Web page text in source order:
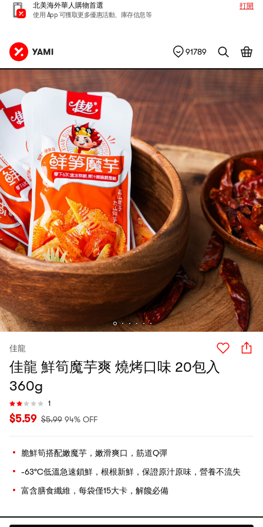
北美海外華人購物首選
使用 App 可獲取更多優惠活動、庫存信息等
打開
91789
佳龍
佳龍 鮮筍魔芋爽 燒烤口味 20包入
360g
1
$5.59 $5.99 94% OFF
脆鮮筍搭配嫩魔芋，嫩滑爽口，筋道Q彈
-63°C低溫急速鎖鮮，根根新鮮，保證原汁原味，營養不流失
富含膳食纖維，每袋僅15大卡，解饞必備